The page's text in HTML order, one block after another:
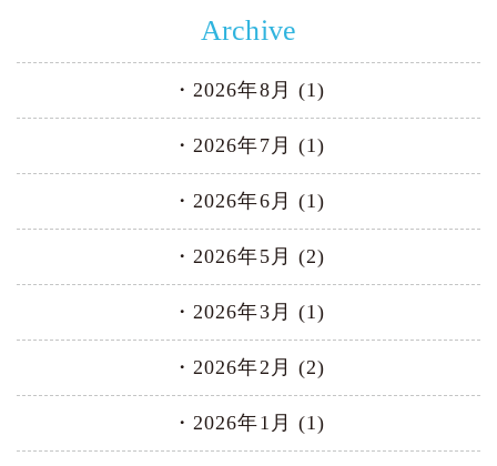
Archive
2026年8月 (1)
2026年7月 (1)
2026年6月 (1)
2026年5月 (2)
2026年3月 (1)
2026年2月 (2)
2026年1月 (1)